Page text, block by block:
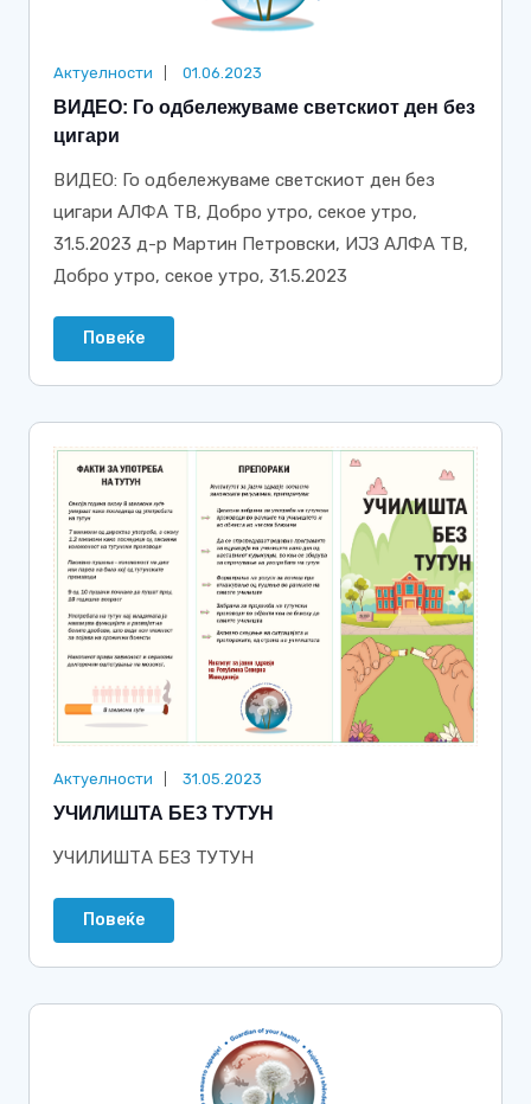
Актуелности 01.06.2023
ВИДЕО: Го одбележуваме светскиот ден без
цигари
ВИДЕО: Го одбележуваме светскиот ден без
цигари АЛФА ТВ, Добро утро, секое утро,
31.5.2023 д-р Мартин Петровски, ИЈЗ АЛФА ТВ,
Добро утро, секое утро, 31.5.2023
Повеќе
Актуелности 31.05.2023
УЧИЛИШТА БЕЗ ТУТУН
УЧИЛИШТА БЕЗ ТУТУН
Повеќе